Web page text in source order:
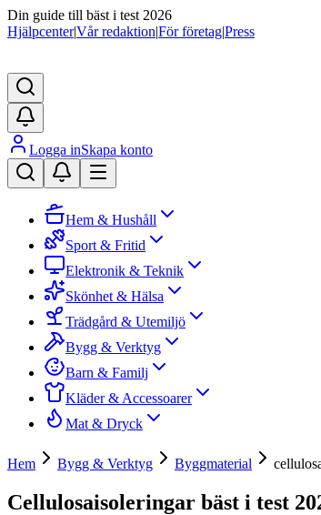
Din guide till bäst i test 2026
Hjälpcenter|Vår redaktion|För företag|Press
Logga inSkapa konto
Hem & Hushåll
Sport & Fritid
Elektronik & Teknik
Skönhet & Hälsa
Trädgård & Utemiljö
Bygg & Verktyg
Barn & Familj
Kläder & Accessoarer
Mat & Dryck
Hem Bygg & Verktyg Byggmaterial
Cellulosaisoleringar bäst i test